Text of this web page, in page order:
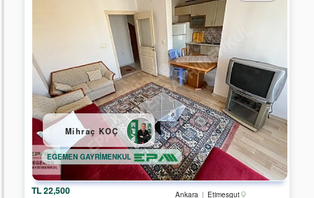
Muğla
Nevşehir
Tekirdağ
Van
Bayburt
22,500 TL Ankara Etimesgut
EGEMEN GAYRİMENKUL
Mihraç KOÇ